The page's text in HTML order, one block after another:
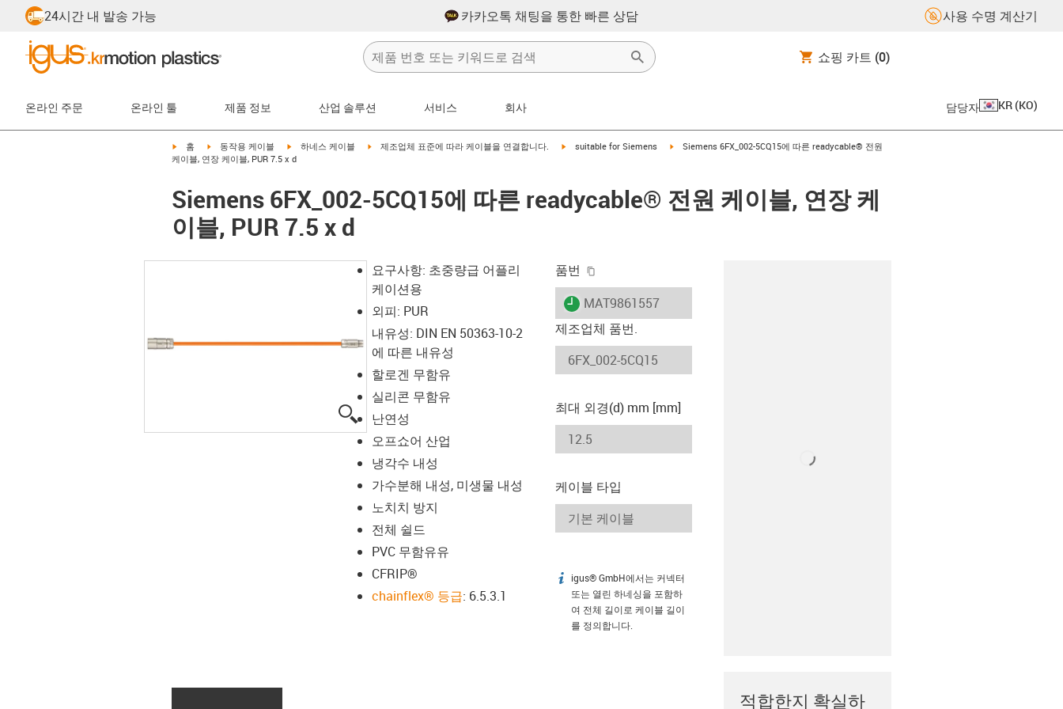
24시간 내 발송 가능 카카오톡 채팅을 통한 빠른 상담 사용 수명 계산기
쇼핑 카트 (0)
온라인 주문 온라인 툴 제품 정보 산업 솔루션 서비스 회사 담당자 KR (KO)
igus-icon-arrow-right
홈 igus-icon-arrow-right
동작용 케이블 igus-icon-arrow-right
하네스 케이블 igus-icon-arrow-right
제조업체 표준에 따라 케이블을 연결합니다. igus-icon-arrow-right
suitable for Siemens igus-icon-arrow-right
Siemens 6FX_002-5CQ15에 따른 readycable® 전원
케이블, 연장 케이블, PUR 7.5 x d
Siemens 6FX_002-5CQ15에 따른 readycable® 전원 케이블, 연장 케
이블, PUR 7.5 x d
igus-icon-lupe
요구사항: 초중량급 어플리
케이션용
외피: PUR
내유성: DIN EN 50363-10-2
에 따른 내유성
할로겐 무함유
실리콘 무함유
난연성
오프쇼어 산업
냉각수 내성
가수분해 내성, 미생물 내성
노치치 방지
전체 쉴드
PVC 무함유유
CFRIP®
chainflex® 등급: 6.5.3.1
품번
igus-icon-lieferzeit
MAT9861557
제조업체 품번.
최대 외경(d) mm [mm]
케이블 타입
igus-icon-info
igus® GmbH에서는 커넥터
또는 열린 하네싱을 포함하
여 전체 길이로 케이블 길이
를 정의합니다.
적합한지 확실하